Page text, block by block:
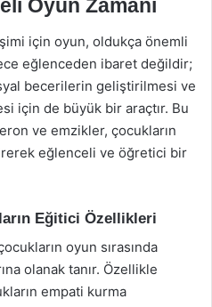
Oyun Zamanı
için oyun, oldukça önemli
eğlenceden ibaret değildir;
becerilerin geliştirilmesi ve
için de büyük bir araçtır. Bu
ve emzikler, çocukların
eğlenceli ve öğretici bir
Eğitici Özellikleri
oyun sırasında
olanak tanır. Özellikle
empati kurma